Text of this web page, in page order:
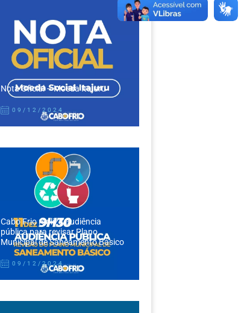
Nota Oficial – Moeda Itajuru
09/12/2024
Cabo Frio realiza audiência
pública para revisar Plano
Municipal de Saneamento Básico
09/12/2024